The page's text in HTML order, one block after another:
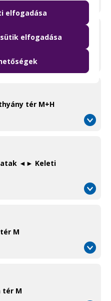
Bécsi út / Vörösvári út
tér M+H
◄► Keleti
M
tér M
elfogadása
elfogadása